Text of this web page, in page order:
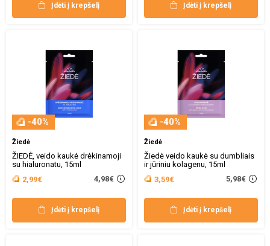
Įdėti į krepšelį Įdėti į krepšelį
-40%
Žiedė
ŽIEDĖ, veido kaukė drėkinamoji
su hialuronatu, 15ml
2,99€
4,98€
Įdėti į krepšelį
-40%
Žiedė
Žiedė veido kaukė su dumbliais
ir jūriniu kolagenu, 15ml
3,59€
5,98€
Įdėti į krepšelį